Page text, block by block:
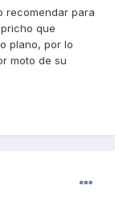
recomendar para
que
plano, por lo
moto de su